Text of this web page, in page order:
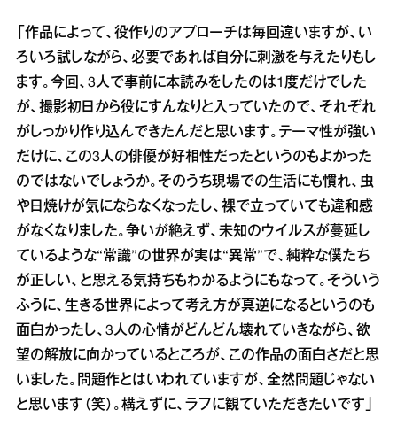
「作品によって、役作りのアプローチは毎回違いますが、い
ろいろ試しながら、必要であれば自分に刺激を与えたりもし
ます。今回、3人で事前に本読みをしたのは1度だけでした
が、撮影初日から役にすんなりと入っていたので、それぞれ
がしっかり作り込んできたんだと思います。テーマ性が強い
だけに、この3人の俳優が好相性だったというのもよかった
のではないでしょうか。そのうち現場での生活にも慣れ、虫
や日焼けが気にならなくなったし、裸で立っていても違和感
がなくなりました。争いが絶えず、未知のウイルスが蔓延し
ているような“常識”の世界が実は“異常”で、純粋な僕たち
が正しい、と思える気持ちもわかるようにもなって。そういう
ふうに、生きる世界によって考え方が真逆になるというのも
面白かったし、3人の心情がどんどん壊れていきながら、欲
望の解放に向かっているところが、この作品の面白さだと思
いました。問題作とはいわれていますが、全然問題じゃない
と思います（笑）。構えずに、ラフに観ていただきたいです」